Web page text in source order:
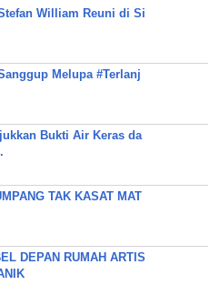
William Reuni di Si
Melupa #Terlanj
Bukti Air Keras da
TAK KASAT MAT
DEPAN RUMAH ARTIS